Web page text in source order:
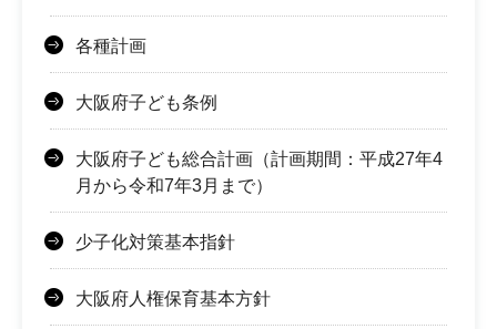
各種計画
大阪府子ども条例
大阪府子ども総合計画（計画期間：平成27年4
月から令和7年3月まで）
少子化対策基本指針
大阪府人権保育基本方針